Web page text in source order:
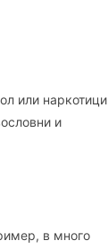
или наркотици
и
в много